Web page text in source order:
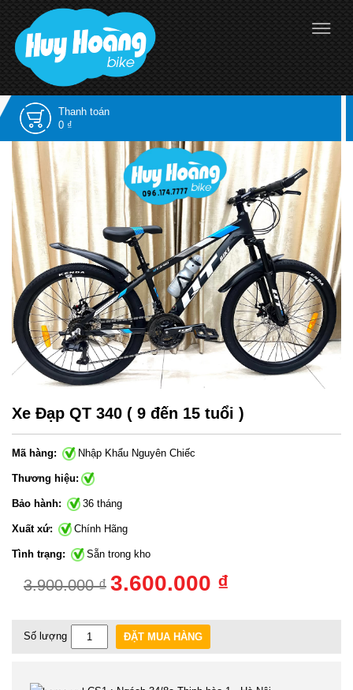
Thanh toán
0 ₫
Xe Đạp QT 340 ( 9 đến 15 tuổi )
Mã hàng: Nhập Khẩu Nguyên Chiếc
Thương hiệu:
Bảo hành: 36 tháng
Xuất xứ: Chính Hãng
Tình trạng: Sẵn trong kho
3.900.000 ₫ 3.600.000 ₫
Số lượng ĐẶT MUA HÀNG